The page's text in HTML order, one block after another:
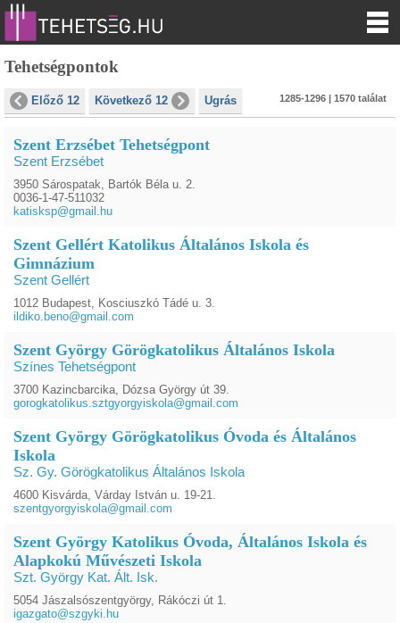
Tehetségpontok
Előző 12 Következő 12 Ugrás 1285-1296 | 1570 találat
Szent Erzsébet Tehetségpont
Szent Erzsébet
3950 Sárospatak, Bartók Béla u. 2.
0036-1-47-511032
katisksp@gmail.hu
Szent Gellért Katolikus Általános Iskola és
Gimnázium
Szent Gellért
1012 Budapest, Kosciuszkó Tádé u. 3.
ildiko.beno@gmail.com
Szent György Görögkatolikus Általános Iskola
Színes Tehetségpont
3700 Kazincbarcika, Dózsa György út 39.
gorogkatolikus.sztgyorgyiskola@gmail.com
Szent György Görögkatolikus Óvoda és Általános
Iskola
Sz. Gy. Görögkatolikus Általános Iskola
4600 Kisvárda, Várday István u. 19-21.
szentgyorgyiskola@gmail.com
Szent György Katolikus Óvoda, Általános Iskola és
Alapkokú Művészeti Iskola
Szt. György Kat. Ált. Isk.
5054 Jászalsószentgyörgy, Rákóczi út 1.
igazgato@szgyki.hu